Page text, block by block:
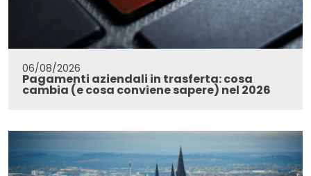
06/08/2026
Pagamenti aziendali in trasferta: cosa
cambia (e cosa conviene sapere) nel 2026